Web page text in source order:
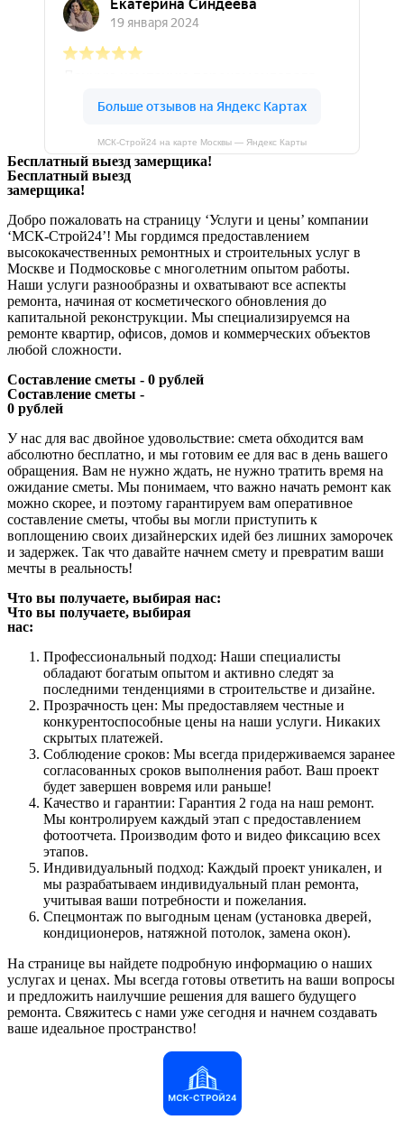
МСК-Строй24 на карте Москвы — Яндекс Карты
Бесплатный выезд замерщика!
Бесплатный выезд
замерщика!
Добро пожаловать на страницу ‘Услуги и цены’ компании
‘МСК-Строй24’! Мы гордимся предоставлением
высококачественных ремонтных и строительных услуг в
Москве и Подмосковье с многолетним опытом работы.
Наши услуги разнообразны и охватывают все аспекты
ремонта, начиная от косметического обновления до
капитальной реконструкции. Мы специализируемся на
ремонте квартир, офисов, домов и коммерческих объектов
любой сложности.
Составление сметы - 0 рублей
Составление сметы -
0 рублей
У нас для вас двойное удовольствие: смета обходится вам
абсолютно бесплатно, и мы готовим ее для вас в день вашего
обращения. Вам не нужно ждать, не нужно тратить время на
ожидание сметы. Мы понимаем, что важно начать ремонт как
можно скорее, и поэтому гарантируем вам оперативное
составление сметы, чтобы вы могли приступить к
воплощению своих дизайнерских идей без лишних заморочек
и задержек. Так что давайте начнем смету и превратим ваши
мечты в реальность!
Что вы получаете, выбирая нас:
Что вы получаете, выбирая
нас:
Профессиональный подход: Наши специалисты
обладают богатым опытом и активно следят за
последними тенденциями в строительстве и дизайне.
Прозрачность цен: Мы предоставляем честные и
конкурентоспособные цены на наши услуги. Никаких
скрытых платежей.
Соблюдение сроков: Мы всегда придерживаемся заранее
согласованных сроков выполнения работ. Ваш проект
будет завершен вовремя или раньше!
Качество и гарантии: Гарантия 2 года на наш ремонт.
Мы контролируем каждый этап с предоставлением
фотоотчета. Производим фото и видео фиксацию всех
этапов.
Индивидуальный подход: Каждый проект уникален, и
мы разрабатываем индивидуальный план ремонта,
учитывая ваши потребности и пожелания.
Спецмонтаж по выгодным ценам (установка дверей,
кондиционеров, натяжной потолок, замена окон).
На странице вы найдете подробную информацию о наших
услугах и ценах. Мы всегда готовы ответить на ваши вопросы
и предложить наилучшие решения для вашего будущего
ремонта. Свяжитесь с нами уже сегодня и начнем создавать
ваше идеальное пространство!